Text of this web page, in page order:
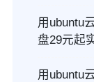
用ubuntu
盘29元起
用ubuntu